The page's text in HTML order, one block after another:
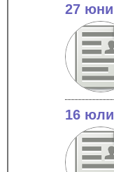
27 юни
16 юли